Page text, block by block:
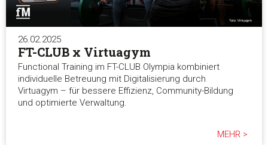
26.02.2025
FT-CLUB x Virtuagym
Functional Training im FT-CLUB Olympia kombiniert
individuelle Betreuung mit Digitalisierung durch
Virtuagym – für bessere Effizienz, Community-Bildung
und optimierte Verwaltung.
MEHR >